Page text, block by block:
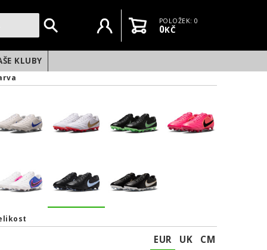
Uživatelský účet
KošíkPOLOŽEK: 0
0KČ
KLUBY
EUR UK
CM